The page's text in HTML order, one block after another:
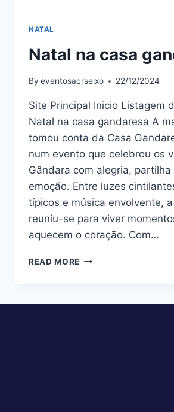
NATAL
Natal na casa
By eventosacrseixo 22/12/2024
Site Principal Inicio Listagem
Natal na casa gandaresa A
tomou conta da Casa
num evento que celebrou os
Gândara com alegria, partilha
emoção. Entre luzes
típicos e música envolvente,
reuniu-se para viver
aquecem o coração. Com…
READ MORE